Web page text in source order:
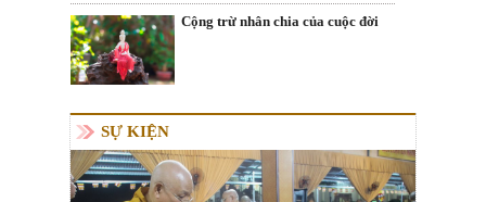
Cộng trừ nhân chia của cuộc đời
SỰ KIỆN